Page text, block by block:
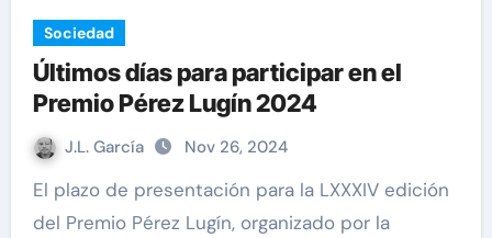
Sociedad
Últimos días para participar en el
Premio Pérez Lugín 2024
J.L. García Nov 26, 2024
El plazo de presentación para la LXXXIV edición
del Premio Pérez Lugín, organizado por la